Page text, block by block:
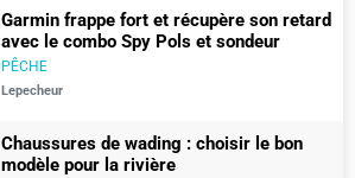
Garmin frappe fort et récupère son retard
avec le combo Spy Pols et sondeur
gt360uhd
PÊCHE
Lepecheur
Chaussures de wading : choisir le bon
modèle pour la rivière